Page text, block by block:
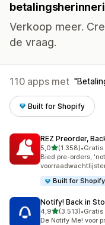
Verkoop meer.
de vraag.
110 apps met
Built for Shopify
REZ Preorder,
5,0van 5 sterren
(1.358)
1358 recensies in
•Gratis
Bied pre-orders,
Built for Shopify
Notify! Back in
4,9van 5 sterren
(3.513)
3513 recensies in
•Gratis
De Notify Me! voor